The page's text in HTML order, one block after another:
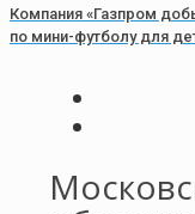
Компания «Газпром
по мини-футболу для